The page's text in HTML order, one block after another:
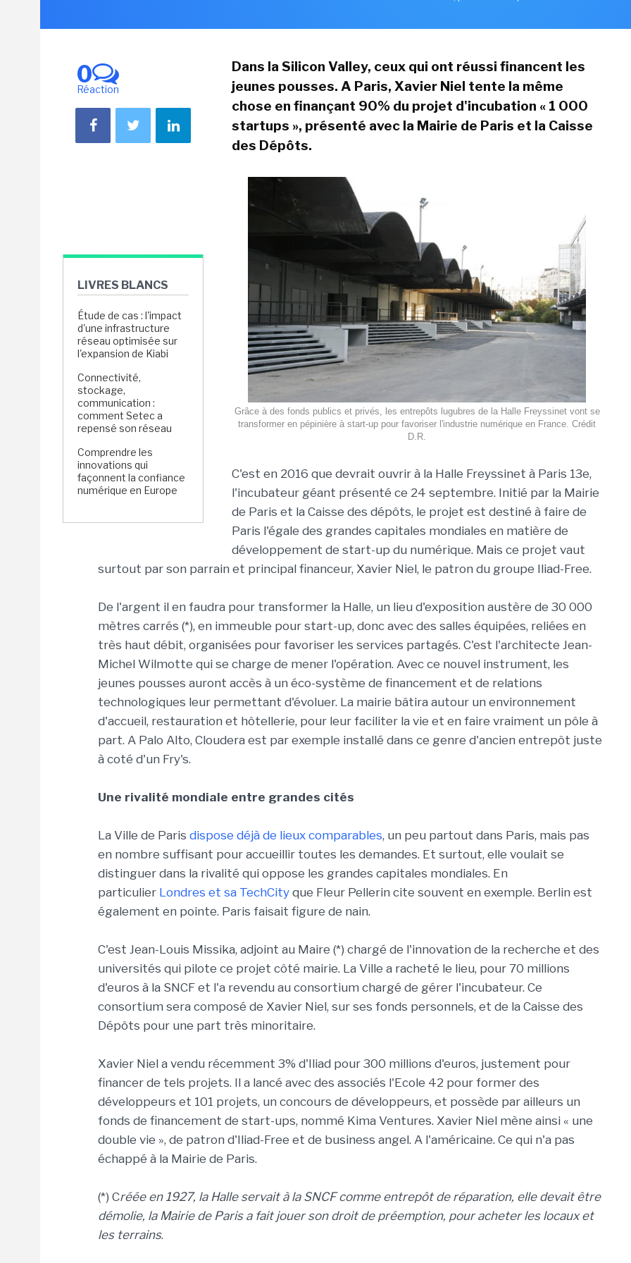
0
Réaction
LIVRES BLANCS
Étude de cas : l'impact
d'une infrastructure
réseau optimisée sur
l'expansion de Kiabi
Connectivité,
stockage,
communication :
comment Setec a
repensé son réseau
Comprendre les
innovations qui
façonnent la confiance
numérique en Europe
Dans la Silicon Valley, ceux qui ont réussi financent les
jeunes pousses. A Paris, Xavier Niel tente la même
chose en finançant 90% du projet d'incubation « 1 000
startups », présenté avec la Mairie de Paris et la Caisse
des Dépôts.
Grâce à des fonds publics et privés, les entrepôts lugubres de la Halle Freyssinet vont se
transformer en pépinière à start-up pour favoriser l'industrie numérique en France. Crédit
D.R.
C'est en 2016 que devrait ouvrir à la Halle Freyssinet à Paris 13e,
l'incubateur géant présenté ce 24 septembre. Initié par la Mairie
de Paris et la Caisse des dépôts, le projet est destiné à faire de
Paris l'égale des grandes capitales mondiales en matière de
développement de start-up du numérique. Mais ce projet vaut
surtout par son parrain et principal financeur, Xavier Niel, le patron du groupe Iliad-Free.
De l'argent il en faudra pour transformer la Halle, un lieu d'exposition austère de 30 000
mètres carrés (*), en immeuble pour start-up, donc avec des salles équipées, reliées en
très haut débit, organisées pour favoriser les services partagés. C'est l'architecte Jean-
Michel Wilmotte qui se charge de mener l'opération. Avec ce nouvel instrument, les
jeunes pousses auront accès à un éco-système de financement et de relations
technologiques leur permettant d'évoluer. La mairie bâtira autour un environnement
d'accueil, restauration et hôtellerie, pour leur faciliter la vie et en faire vraiment un pôle à
part. A Palo Alto, Cloudera est par exemple installé dans ce genre d'ancien entrepôt juste
à coté d'un Fry's.
Une rivalité mondiale entre grandes cités
La Ville de Paris dispose déjà de lieux comparables, un peu partout dans Paris, mais pas
en nombre suffisant pour accueillir toutes les demandes. Et surtout, elle voulait se
distinguer dans la rivalité qui oppose les grandes capitales mondiales. En
particulier Londres et sa TechCity que Fleur Pellerin cite souvent en exemple. Berlin est
également en pointe. Paris faisait figure de nain.
C'est Jean-Louis Missika, adjoint au Maire (*) chargé de l'innovation de la recherche et des
universités qui pilote ce projet côté mairie. La Ville a racheté le lieu, pour 70 millions
d'euros à la SNCF et l'a revendu au consortium chargé de gérer l'incubateur. Ce
consortium sera composé de Xavier Niel, sur ses fonds personnels, et de la Caisse des
Dépôts pour une part très minoritaire.
Xavier Niel a vendu récemment 3% d'Iliad pour 300 millions d'euros, justement pour
financer de tels projets. Il a lancé avec des associés l'Ecole 42 pour former des
développeurs et 101 projets, un concours de développeurs, et possède par ailleurs un
fonds de financement de start-ups, nommé Kima Ventures. Xavier Niel mène ainsi « une
double vie », de patron d'Iliad-Free et de business angel. A l'américaine. Ce qui n'a pas
échappé à la Mairie de Paris.
(*) Créée en 1927, la Halle servait à la SNCF comme entrepôt de réparation, elle devait être
démolie, la Mairie de Paris a fait jouer son droit de préemption, pour acheter les locaux et
les terrains.